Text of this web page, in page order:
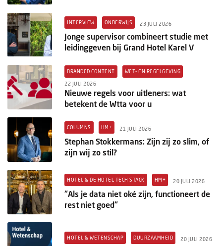
INTERVIEW ONDERWIJS 23 JULI 2026
Jonge supervisor combineert studie met
leidinggeven bij Grand Hotel Karel V
BRANDED CONTENT WET- EN REGELGEVING
22 JULI 2026
Nieuwe regels voor uitleners: wat
betekent de Wtta voor u
COLUMNS HM+ 21 JULI 2026
Stephan Stokkermans: Zijn zij zo slim, of
zijn wij zo stil?
HOTEL & DE HOTEL TECH STACK HM+ 20 JULI 2026
"Als je data niet oké zijn, functioneert de
rest niet goed"
HOTEL & WETENSCHAP DUURZAAMHEID 20 JULI 2026